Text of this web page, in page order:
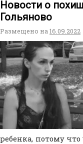
Новости о
Гольяново
Размещено на 16.09.2022
ребенка, потому